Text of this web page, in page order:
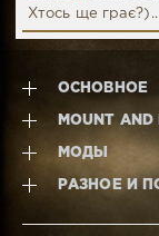
Хтось ще грає?)...
ОСНОВНОЕ
MOUNT AND
МОДЫ
РАЗНОЕ И